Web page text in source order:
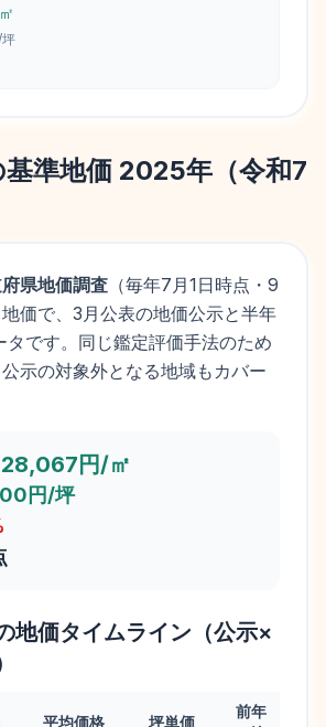
基準地価 2025年（令和7
県地価調査 （毎年7月1日時点・9
価で、3月公表の地価公示と半年
タです。同じ鑑定評価手法のため
示の対象外となる地域もカバー
28,067円/㎡
円/坪
地価タイムライン（公示×
平均価格 坪単価
前年